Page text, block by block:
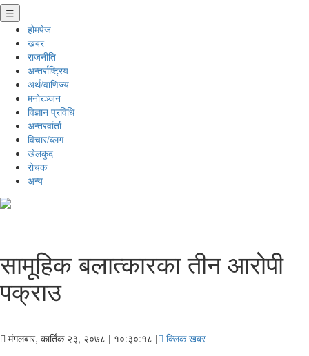
☰
होमपेज
खबर
राजनीति
अन्तर्राष्ट्रिय
अर्थ/वाणिज्य
मनाेरञ्जन
विज्ञान प्रविधि
अन्तरर्वार्ता
विचार/ब्लग
खेलकुद
रोचक
अन्य
सामूहिक बलात्कारका तीन आरोपी
पक्राउ
मंगलबार, कार्तिक २३, २०७८ | १०:३०:१८ | क्लिक खबर